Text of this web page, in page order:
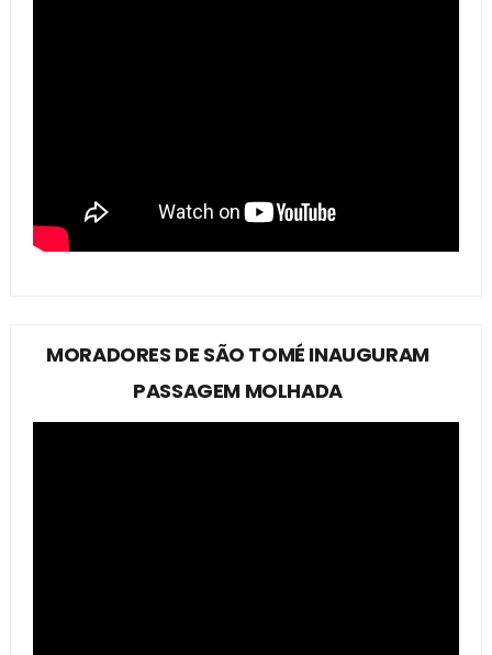
MORADORES DE SÃO TOMÉ INAUGURAM
PASSAGEM MOLHADA